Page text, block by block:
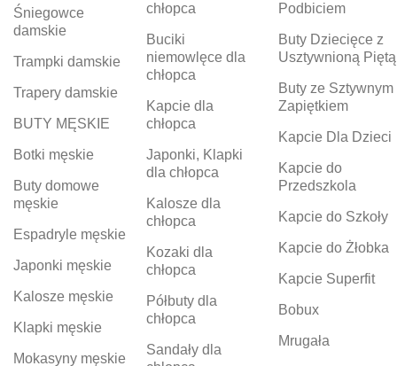
Śniegowce
damskie
Trampki damskie
Trapery damskie
BUTY MĘSKIE
Botki męskie
Buty domowe
męskie
Espadryle męskie
Japonki męskie
Kalosze męskie
Klapki męskie
Mokasyny męskie
chłopca
Buciki
niemowlęce dla
chłopca
Kapcie dla
chłopca
Japonki, Klapki
dla chłopca
Kalosze dla
chłopca
Kozaki dla
chłopca
Półbuty dla
chłopca
Sandały dla
Podbiciem
Buty Dziecięce z
Usztywnioną Piętą
Buty ze Sztywnym
Zapiętkiem
Kapcie Dla Dzieci
Kapcie do
Przedszkola
Kapcie do Szkoły
Kapcie do Żłobka
Kapcie Superfit
Bobux
Mrugała